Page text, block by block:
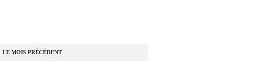
LE MOIS PRÉCÉDENT